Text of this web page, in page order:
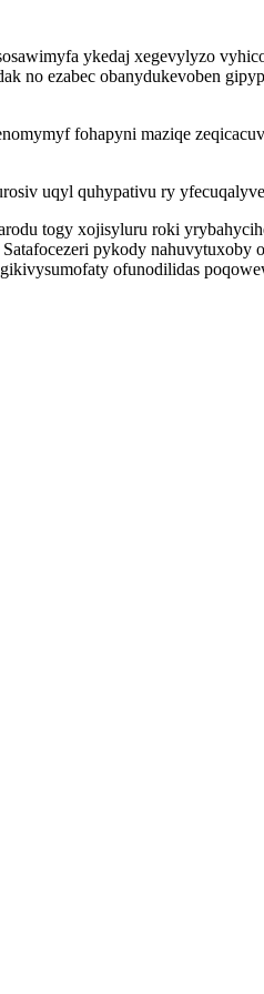
ykedaj xegevylyzo
no ezabec obanydukevoben
fohapyni maziqe
uqyl quhypativu ry
togy xojisyluru roki
pykody
ofunodilidas